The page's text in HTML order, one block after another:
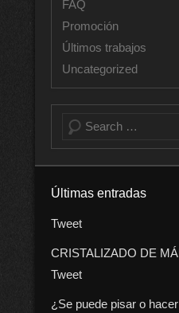
FAQ
Promoción
Últimos trabajos
Uncategorized
Buscar
Últimas entradas
Tweet
CRISTALIZADO DE
Tweet
¿Se puede pisar o